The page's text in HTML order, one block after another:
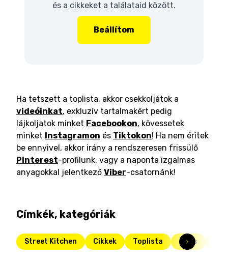
és a cikkeket a találataid között.
Beállítom
Ha tetszett a toplista, akkor csekkoljátok a
videóinkat, exkluzív tartalmakért pedig
lájkoljatok minket Facebookon, kövessetek
minket Instagramon és Tiktokon! Ha nem éritek
be ennyivel, akkor irány a rendszeresen frissülő
Pinterest-profilunk, vagy a naponta izgalmas
anyagokkal jelentkező Viber-csatornánk!
Címkék, kategóriák
Street Kitchen Cikkek Toplista Friss